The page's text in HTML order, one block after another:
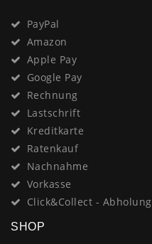
PayPal
Amazon
Apple Pay
Google Pay
Rechnung
Lastschrift
Kreditkarte
Ratenkauf
Nachnahme
Vorkasse
Click&Collect - Abholung
SHOP